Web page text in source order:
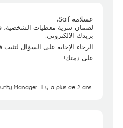
عسلامة Saif،
بريدك الالكتروني.
الرجاء الإجابة على السؤال
على ذمتك!
Manager il y a plus de 2 ans